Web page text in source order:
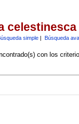
celestinesca
simple| Búsqueda
con los